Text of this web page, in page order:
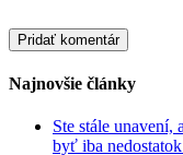
Najnovšie články
Ste stále
byť iba